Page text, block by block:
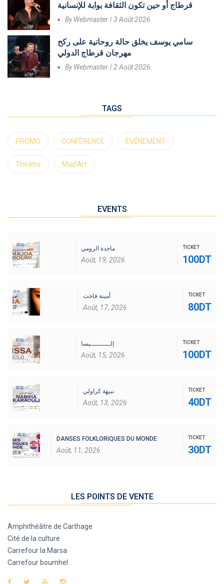
قرطاج أو حين تكون الثقافة بوابة للإنسانية
ByWebmaster 3 Août 2026
سامي يوسف يخلق حالة روحانية على ركح
مهرجان قرطاج الدولي
ByWebmaster 2 Août 2026
TAGS
PROMO CONFÉRENCE ÉVÉNEMENT
Théâtre Mad'Art
EVENTS
ماجدة الرومي
Août, 19, 2026
TICKET
100DT
أمينة فاخت
Août, 17, 2026
TICKET
80DT
إلــــــــــيسا
Août, 15, 2026
TICKET
100DT
نبيهة كراولي
Août, 13, 2026
TICKET
40DT
DANSES FOLKLORIQUES DU MONDE
Août, 11, 2026
TICKET
30DT
LES POINTS DE VENTE
Amphithéâtre de Carthage
Cité de la culture
Carrefour la Marsa
Carrefour boumhel